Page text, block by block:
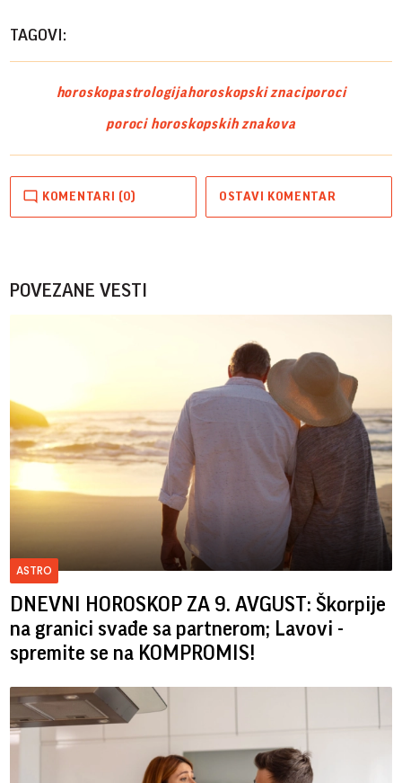
TAGOVI:
horoskopastrologijahoroskopski znaciporoci
poroci horoskopskih znakova
KOMENTARI (0) OSTAVI KOMENTAR
POVEZANE VESTI
ASTRO
DNEVNI HOROSKOP ZA 9. AVGUST: Škorpije
na granici svađe sa partnerom; Lavovi -
spremite se na KOMPROMIS!